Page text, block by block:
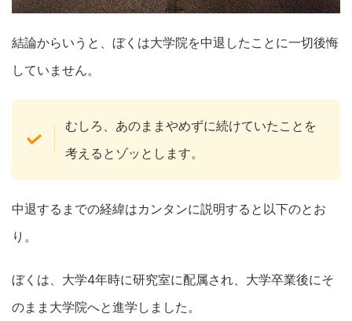
結論からいうと、ぼくは大学院を中退したことに一切後悔
していません。
むしろ、あのままやめずに続けていたことを
考えるとゾッとします。
中退するまでの経緯はカンタンに説明すると以下のとお
り。
ぼくは、大学4年時に研究室に配属され、大学卒業後にそ
のまま大学院へと進学しました。